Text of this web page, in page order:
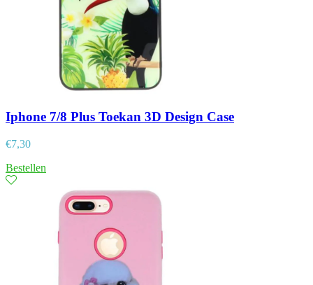
Iphone 7/8 Plus Toekan 3D Design Case
€7,30
Bestellen